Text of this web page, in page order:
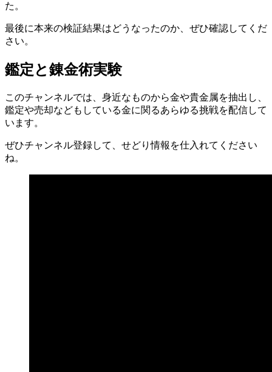
た。
最後に本来の検証結果はどうなったのか、ぜひ確認してくだ
さい。
鑑定と錬金術実験
このチャンネルでは、身近なものから金や貴金属を抽出し、
鑑定や売却などもしている金に関るあらゆる挑戦を配信して
います。
ぜひチャンネル登録して、せどり情報を仕入れてください
ね。